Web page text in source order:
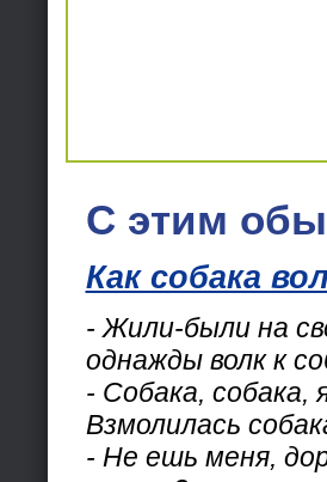
С этим
Как собака
- Жили-были на
однажды волк к
- Собака, собака,
Взмолилась
- Не ешь меня,